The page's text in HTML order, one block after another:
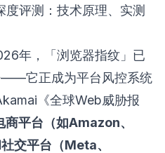
评测：技术原理、实测
年，「浏览器指纹」已
——它正成为平台风控系统
《全球Web威胁报
平台（如Amazon、
交平台（Meta、